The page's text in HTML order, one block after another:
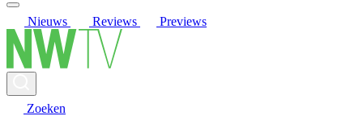
Nieuws Reviews Previews
Zoeken